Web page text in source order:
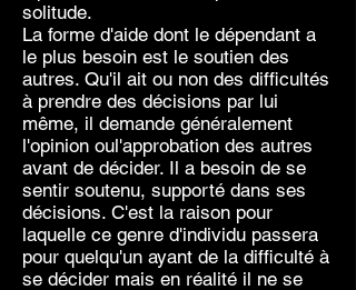
solitude.
La forme d'aide dont le dépendant a
le plus besoin est le soutien des
autres. Qu'il ait ou non des difficultés
à prendre des décisions par lui
même, il demande généralement
l'opinion oul'approbation des autres
avant de décider. Il a besoin de se
sentir soutenu, supporté dans ses
décisions. C'est la raison pour
laquelle ce genre d'individu passera
pour quelqu'un ayant de la difficulté à
se décider mais en réalité il ne se